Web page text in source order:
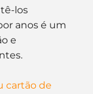
los
anos é um
e
cartão de